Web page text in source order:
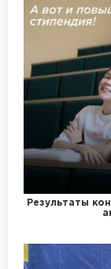
Результаты